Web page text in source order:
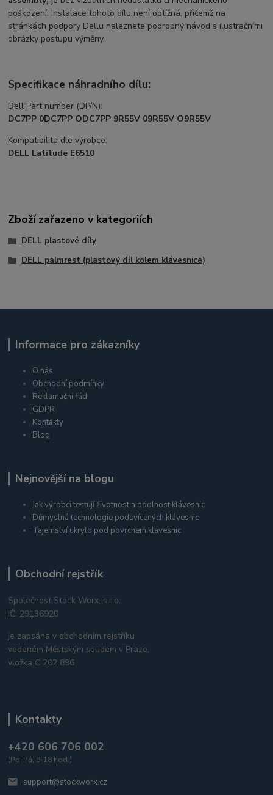
poškození. Instalace tohoto dílu není obtížná, přičemž na
stránkách podpory Dellu naleznete podrobný návod s ilustračními
obrázky postupu výměny.
Specifikace náhradního dílu:
Dell Part number (DP/N):
DC7PP 0DC7PP ODC7PP 9R55V 09R55V O9R55V
Kompatibilita dle výrobce:
DELL Latitude E6510
Zboží zařazeno v kategoriích
DELL plastové díly
DELL palmrest (plastový díl kolem klávesnice)
Informace pro zákazníky
O nás
Obchodní podmínky
Reklamační řád
GDPR
Kontakty
Blog
Nejnovější na blogu
Jak výrobci testují životnost a odolnost klávesnic
Důmyslná technologie podsvícených klávesnic
Tajemství ukryto pod povrchem klávesnic
Obchodní rejstřík
Společnost Stock Worx, s.r.o.
IČ: 29136920
je zapsána v obchodním rejstříku
vedeném Městským soudem v Praze,
vložka C 202 896
Kontakty
+420 606 706 002
(Po-Pá, 9-18 hod.)
support@stockworx.cz